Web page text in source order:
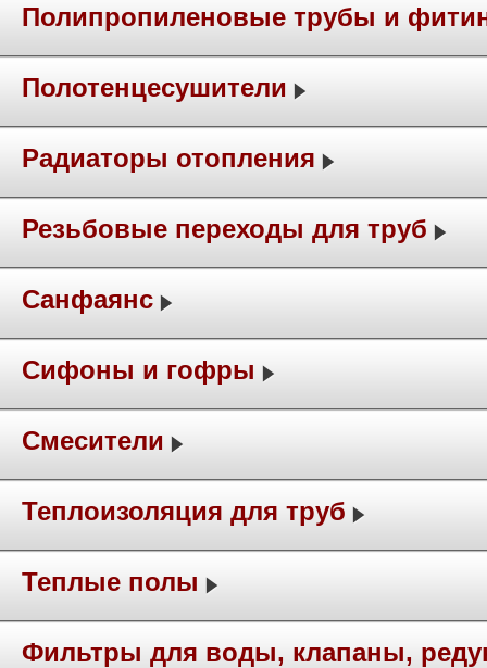
Полипропиленовые трубы и
Полотенцесушители
Радиаторы отопления
Резьбовые переходы для труб
Санфаянс
Сифоны и гофры
Смесители
Теплоизоляция для труб
Теплые полы
Фильтры для воды, клапаны,